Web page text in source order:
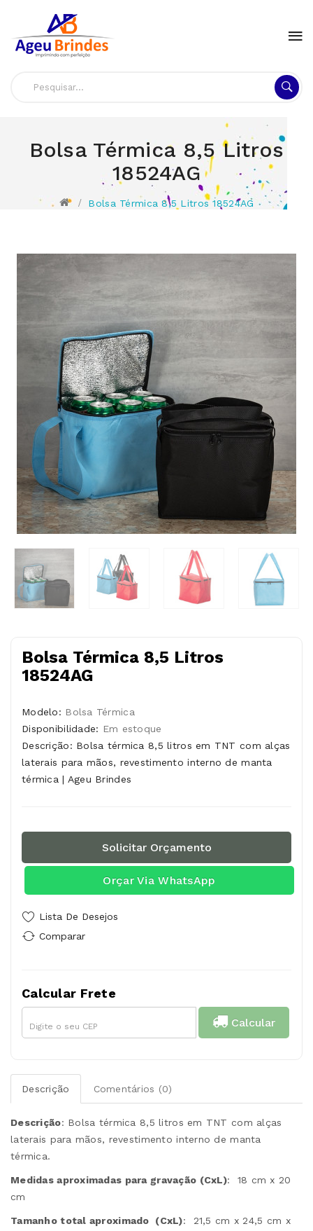
Bolsa Térmica 8,5 Litros
18524AG
Bolsa Térmica 8,5 Litros 18524AG
Bolsa Térmica 8,5 Litros
18524AG
Modelo: Bolsa Térmica
Disponibilidade: Em estoque
Descrição: Bolsa térmica 8,5 litros em TNT com alças
laterais para mãos, revestimento interno de manta
térmica | Ageu Brindes
Solicitar Orçamento
Orçar Via WhatsApp
Lista De Desejos
Comparar
Calcular Frete
Calcular
Descrição Comentários (0)
Descrição: Bolsa térmica 8,5 litros em TNT com alças
laterais para mãos, revestimento interno de manta
térmica.
Medidas aproximadas para gravação (CxL): 18 cm x 20
cm
Tamanho total aproximado (CxL): 21,5 cm x 24,5 cm x